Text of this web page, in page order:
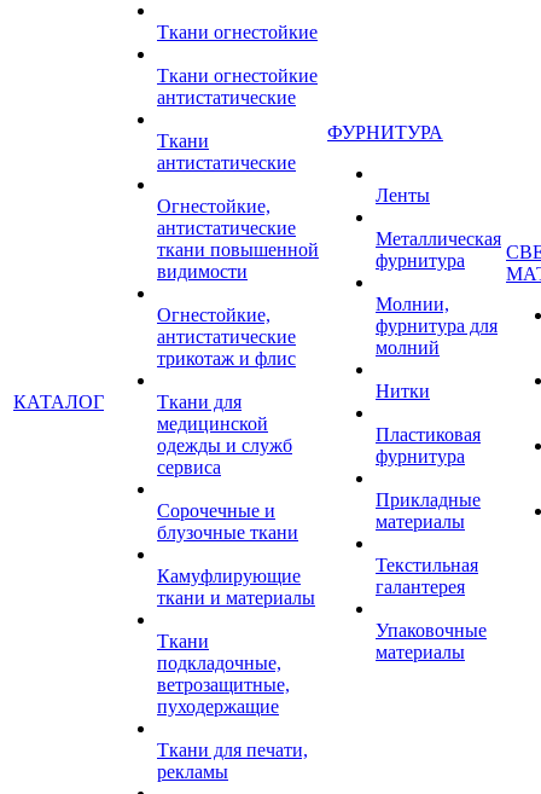
КАТАЛОГ
Ткани огнестойкие
Ткани огнестойкие
антистатические
Ткани
антистатические
Огнестойкие,
антистатические
ткани повышенной
видимости
Огнестойкие,
антистатические
трикотаж и флис
Ткани для
медицинской
одежды и служб
сервиса
Сорочечные и
блузочные ткани
Камуфлирующие
ткани и материалы
Ткани
подкладочные,
ветрозащитные,
пуходержащие
Ткани для печати,
рекламы
ФУРНИТУРА
Ленты
Металлическая
фурнитура
Молнии,
фурнитура для
молний
Нитки
Пластиковая
фурнитура
Прикладные
материалы
Текстильная
галантерея
Упаковочные
материалы